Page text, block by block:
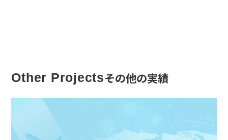
Other Projectsその他の実績